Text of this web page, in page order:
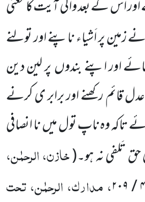
اس کے بعد والی آیت کامعنی
زمین پر اَشیاء ناپنے اور تولنے
اور اپنے بندوںپر لین دین
عدل قائم رکھنے اور برابر ی کرنے
تاکہ وہ ناپ تول میںنا انصافی
حق تَلفی نہ ہو۔(خازن، الرحمٰن،
/۲۰۹، مدارک، الرحمٰن، تحت